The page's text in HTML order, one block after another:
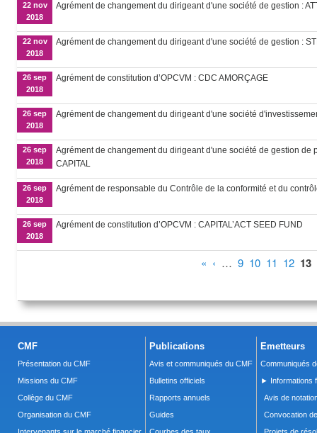
22 nov
2018
Agrément de changement du dirigeant d'une société de gestion :
22 nov
2018
Agrément de changement du dirigeant d'une société de gestion :
26 sep
2018
Agrément de constitution d’OPCVM : CDC AMORÇAGE
26 sep
2018
Agrément de changement du dirigeant d'une société
26 sep
2018
Agrément de changement du dirigeant d'une société de gestion
CAPITAL
26 sep
2018
Agrément de responsable du Contrôle de la conformité et du
26 sep
2018
Agrément de constitution d’OPCVM : CAPITAL’ACT SEED FUND
« ‹ … 9 10 11 12 13
CMF
Présentation du CMF
Missions du CMF
Collège du CMF
Organisation du CMF
Publications
Avis et communiqués du CMF
Bulletins officiels
Rapports annuels
Guides
Emetteurs
Communiqués
► Informations
Avis de
Convocation